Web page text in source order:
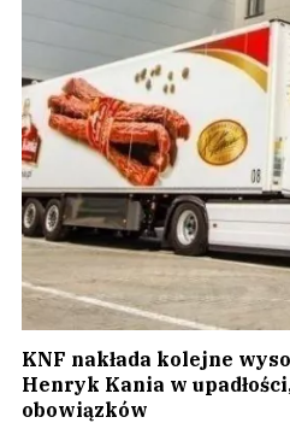
KNF nakłada kolejne
Henryk Kania w
obowiązków